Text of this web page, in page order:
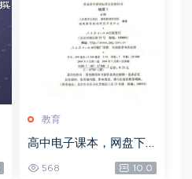
教育
高中电子课本，网盘下
568 10.0